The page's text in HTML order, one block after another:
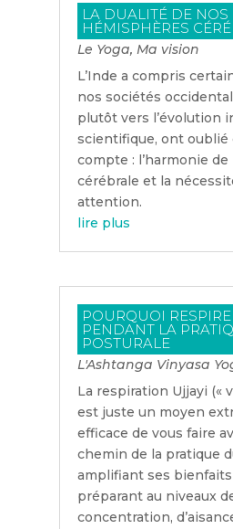
LA DUALITÉ DE NOS
HÉMISPHÈRES
Le Yoga, Ma vision
L’Inde a compris
nos sociétés
plutôt vers l’évolution
scientifique, ont oublié
compte : l’harmonie
cérébrale et la
attention.
lire plus
POURQUOI
PENDANT LA
POSTURALE
L'Ashtanga Vinyasa
La respiration Ujjayi («
est juste un moyen
efficace de vous faire
chemin de la pratique
amplifiant ses
préparant au niveaux
concentration,